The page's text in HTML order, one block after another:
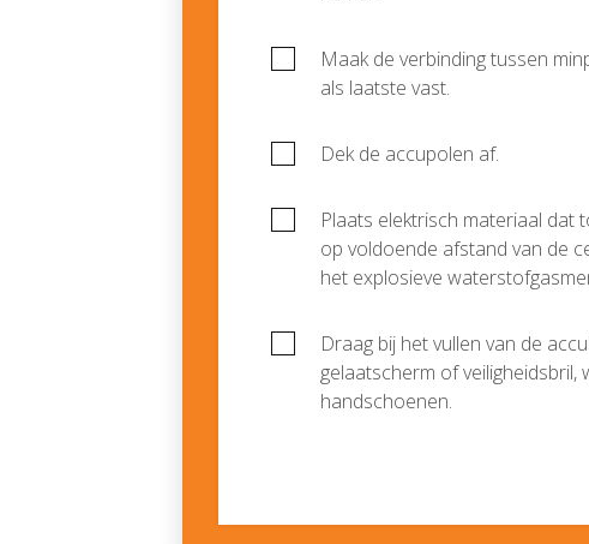
Maak de verbinding tussen
als laatste vast.
Dek de accupolen af.
Plaats elektrisch materiaal dat
op voldoende afstand van de
het explosieve
Draag bij het vullen van de
gelaatscherm of
handschoenen.